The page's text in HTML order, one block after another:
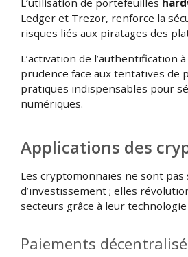
Ledger et Trezor, renforce la
risques liés aux piratages des
L’activation de l’authentification
prudence face aux tentatives de
pratiques indispensables pour
numériques.
Applications des
Les cryptomonnaies ne sont
d’investissement ; elles
secteurs grâce à leur
Paiements